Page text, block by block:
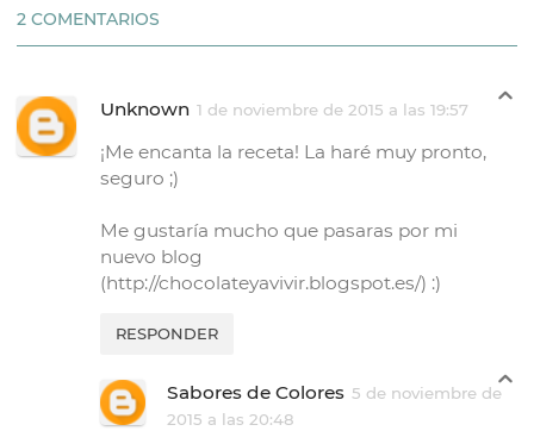
2 COMENTARIOS
Unknown 1 de noviembre de 2015 a las 19:57
¡Me encanta la receta! La haré muy pronto,
seguro ;)
Me gustaría mucho que pasaras por mi
nuevo blog
(http://chocolateyavivir.blogspot.es/) :)
RESPONDER
Sabores de Colores 5 de noviembre de
2015 a las 20:48